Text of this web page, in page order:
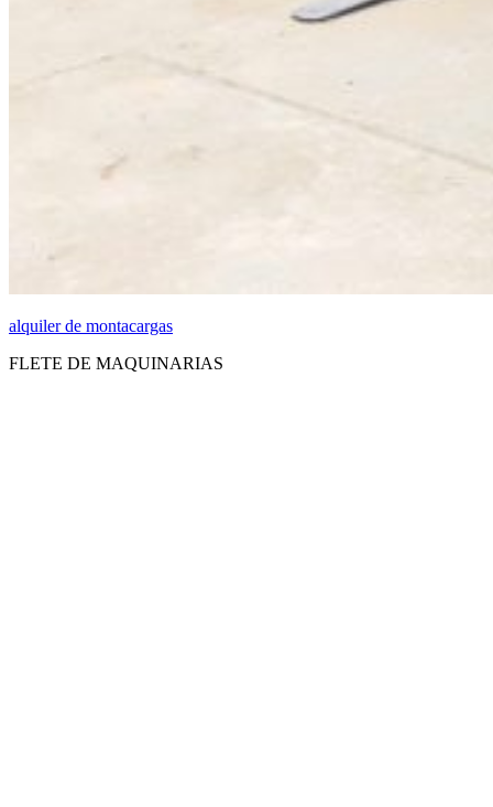
alquiler de montacargas
FLETE DE MAQUINARIAS